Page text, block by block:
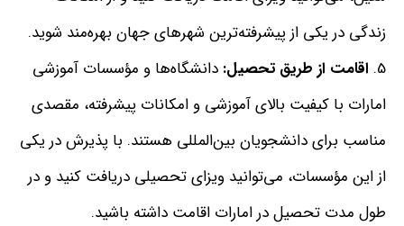
زندگی در یکی از پیشرفته‌ترین شهرهای جهان بهره‌مند شوید.
اقامت از طریق تحصیل: دانشگاه‌ها و مؤسسات آموزشی
امارات با کیفیت بالای آموزشی و امکانات پیشرفته، مقصدی
مناسب برای دانشجویان بین‌المللی هستند. با پذیرش در یکی
از این مؤسسات، می‌توانید ویزای تحصیلی دریافت کنید و در
طول مدت تحصیل در امارات اقامت داشته باشید.